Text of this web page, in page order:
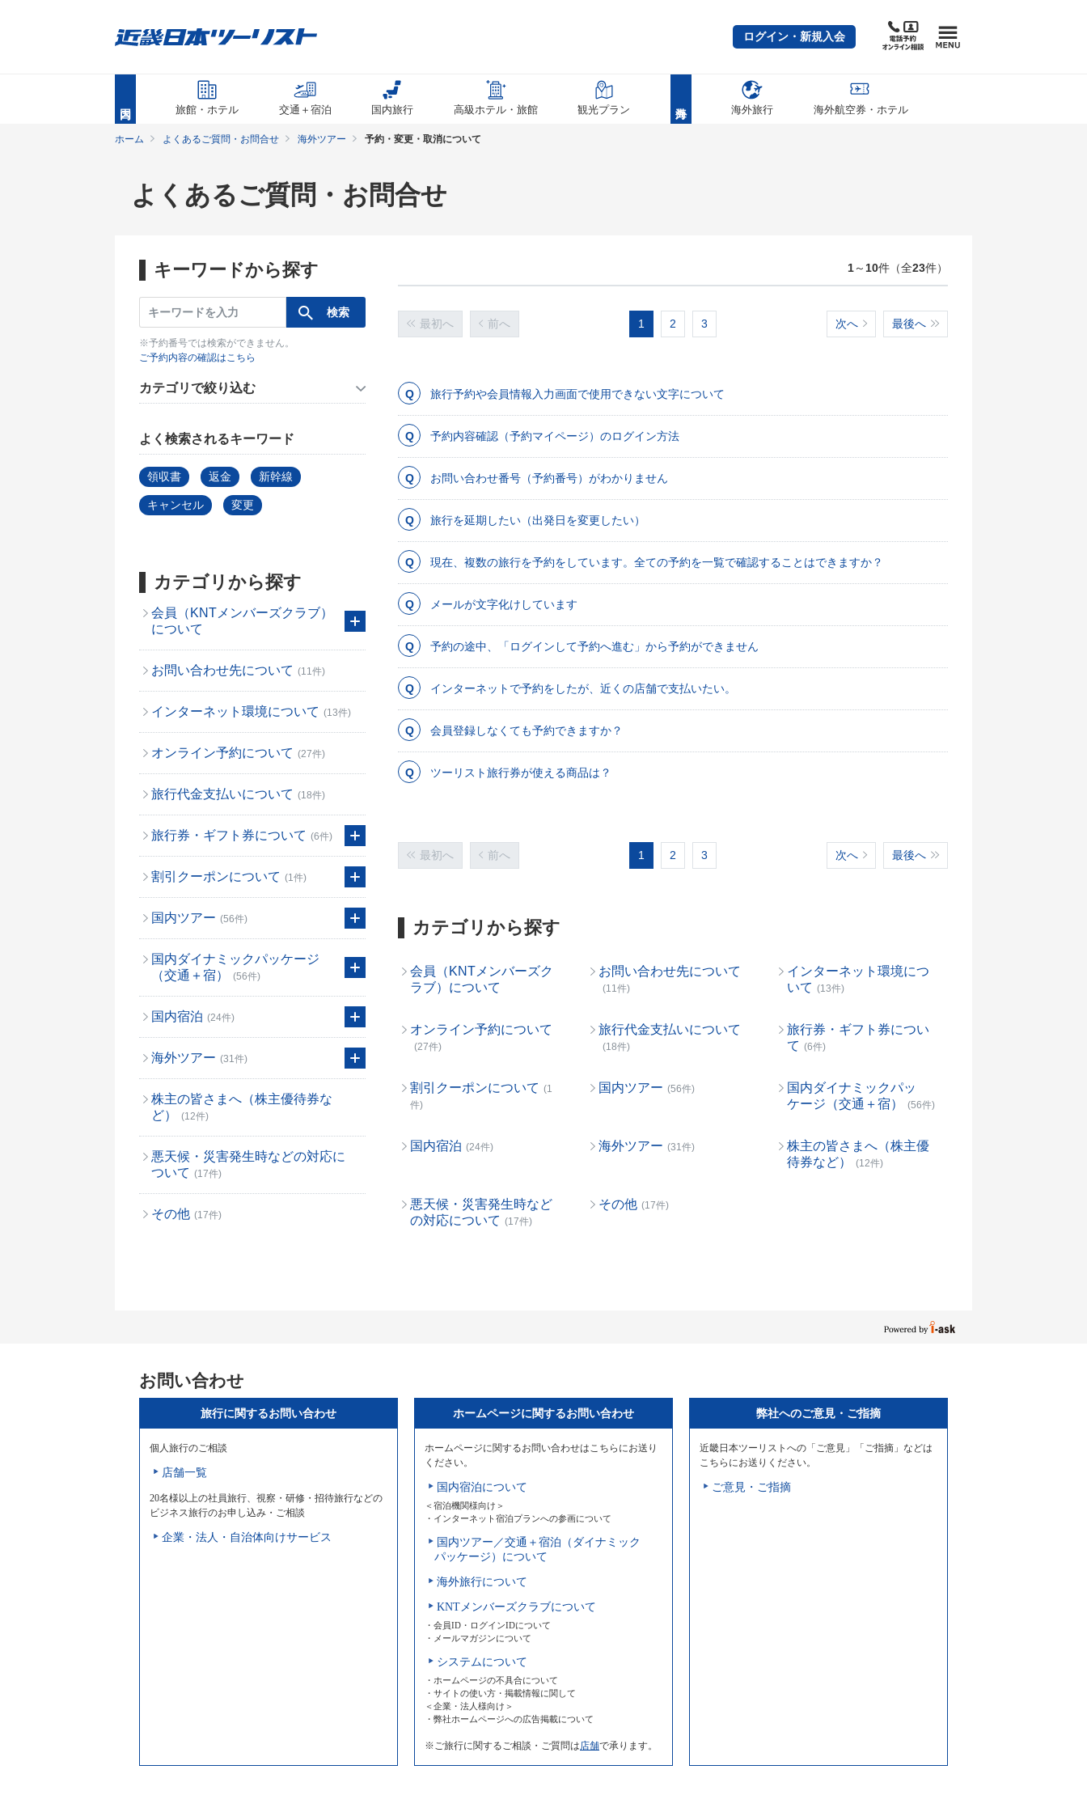
ログイン・新規入会
旅館・ホテル 交通＋宿泊 国内旅行 高級ホテル・旅館 観光プラン 海外旅行 海外航空券・ホテル
ホーム よくあるご質問・お問合せ 海外ツアー 予約・変更・取消について
よくあるご質問・お問合せ
キーワードから探す
※予約番号では検索ができません。
ご予約内容の確認はこちら
カテゴリで絞り込む
よく検索されるキーワード
領収書 返金 新幹線
キャンセル 変更
カテゴリから探す
会員（KNTメンバーズクラブ）
について
お問い合わせ先について (11件)
インターネット環境について (13件)
オンライン予約について (27件)
旅行代金支払いについて (18件)
旅行券・ギフト券について (6件)
割引クーポンについて (1件)
国内ツアー (56件)
国内ダイナミックパッケージ
（交通＋宿）
(56件)
国内宿泊 (24件)
海外ツアー (31件)
株主の皆さまへ（株主優待券な
ど）
(12件)
悪天候・災害発生時などの対応に
ついて (17件)
その他 (17件)
1～ 10件（全23件）
最初へ 前へ 1 2 3 次へ 最後へ
旅行予約や会員情報入力画面で使用できない文字について
予約内容確認（予約マイページ）のログイン方法
お問い合わせ番号（予約番号）がわかりません
旅行を延期したい（出発日を変更したい）
現在、複数の旅行を予約をしています。全ての予約を一覧で確認することはできますか？
メールが文字化けしています
予約の途中、「ログインして予約へ進む」から予約ができません
インターネットで予約をしたが、近くの店舗で支払いたい。
会員登録しなくても予約できますか？
ツーリスト旅行券が使える商品は？
最初へ 前へ 1 2 3 次へ 最後へ
カテゴリから探す
会員（KNTメンバーズク
ラブ）について
お問い合わせ先について
(11件)
インターネット環境につ
いて (13件)
オンライン予約について
(27件)
旅行代金支払いについて
(18件)
旅行券・ギフト券につい
て (6件)
割引クーポンについて (1
件)
国内ツアー (56件)
国内ダイナミックパッ
ケージ（交通＋宿）
(56件)
国内宿泊 (24件) 海外ツアー (31件)
株主の皆さまへ（株主優
待券など）
(12件)
悪天候・災害発生時など
の対応について (17件)
その他 (17件)
お問い合わせ
旅行に関するお問い合わせ
個人旅行のご相談
店舗一覧
20名様以上の社員旅行、視察・研修・招待旅行などの
ビジネス旅行のお申し込み・ご相談
企業・法人・自治体向けサービス
ホームページに関するお問い合わせ
ホームページに関するお問い合わせはこちらにお送り
ください。
国内宿泊について
＜宿泊機関様向け＞
・インターネット宿泊プランへの参画について
国内ツアー／交通＋宿泊（ダイナミック
パッケージ）について
海外旅行について
KNTメンバーズクラブについて
・会員ID・ログインIDについて
・メールマガジンについて
システムについて
・ホームページの不具合について
・サイトの使い方・掲載情報に関して
＜企業・法人様向け＞
・弊社ホームページへの広告掲載について
※ご旅行に関するご相談・ご質問は店舗で承ります。
弊社へのご意見・ご指摘
近畿日本ツーリストへの「ご意見」「ご指摘」などは
こちらにお送りください。
ご意見・ご指摘